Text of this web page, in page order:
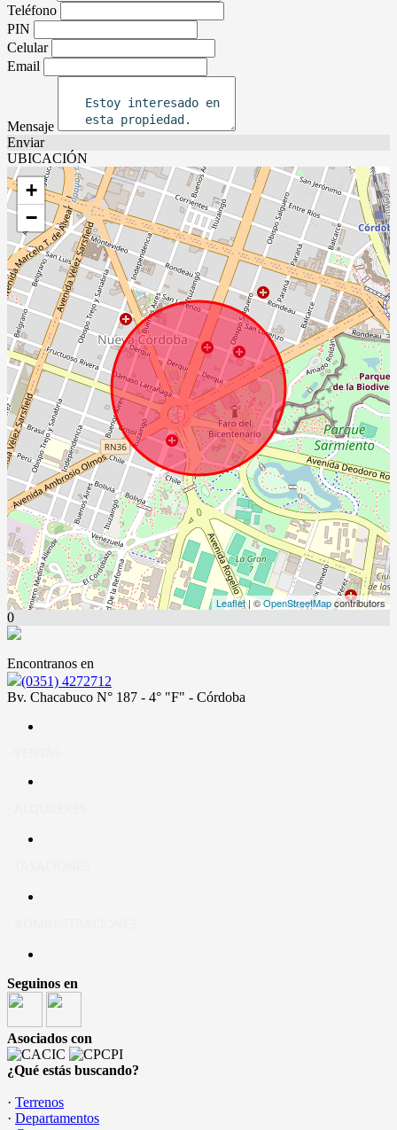
Teléfono
PIN
Celular
Email
Mensaje
Enviar
UBICACIÓN
+
−
Leaflet| ©OpenStreetMapcontributors
0
Encontranos en
(0351) 4272712
Bv. Chacabuco N° 187 - 4° "F" - Córdoba
Seguinos en
Asociados con
¿Qué estás buscando?
· Terrenos
· Departamentos